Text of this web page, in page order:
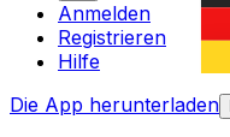
Anmelden
Registrieren
Hilfe
Die App herunterladen